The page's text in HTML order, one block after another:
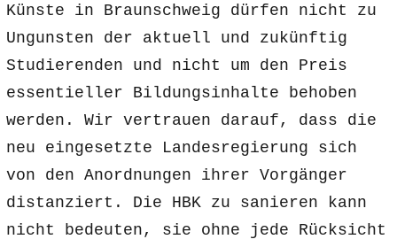
Künste in Braunschweig dürfen nicht zu
Ungunsten der aktuell und zukünftig
Studierenden und nicht um den Preis
essentieller Bildungsinhalte behoben
werden. Wir vertrauen darauf, dass die
neu eingesetzte Landesregierung sich
von den Anordnungen ihrer Vorgänger
distanziert. Die HBK zu sanieren kann
nicht bedeuten, sie ohne jede Rücksicht